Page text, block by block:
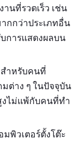
นที่รวดเร็ว เช่น
กกว่าประเภทอื่น
บการแสดงผลบน
ำหรับคนที่
มต่าง ๆ ในปัจจุบัน
งไม่แพ้กับคนที่ทำ
พิวเตอร์ตั้งโต๊ะ